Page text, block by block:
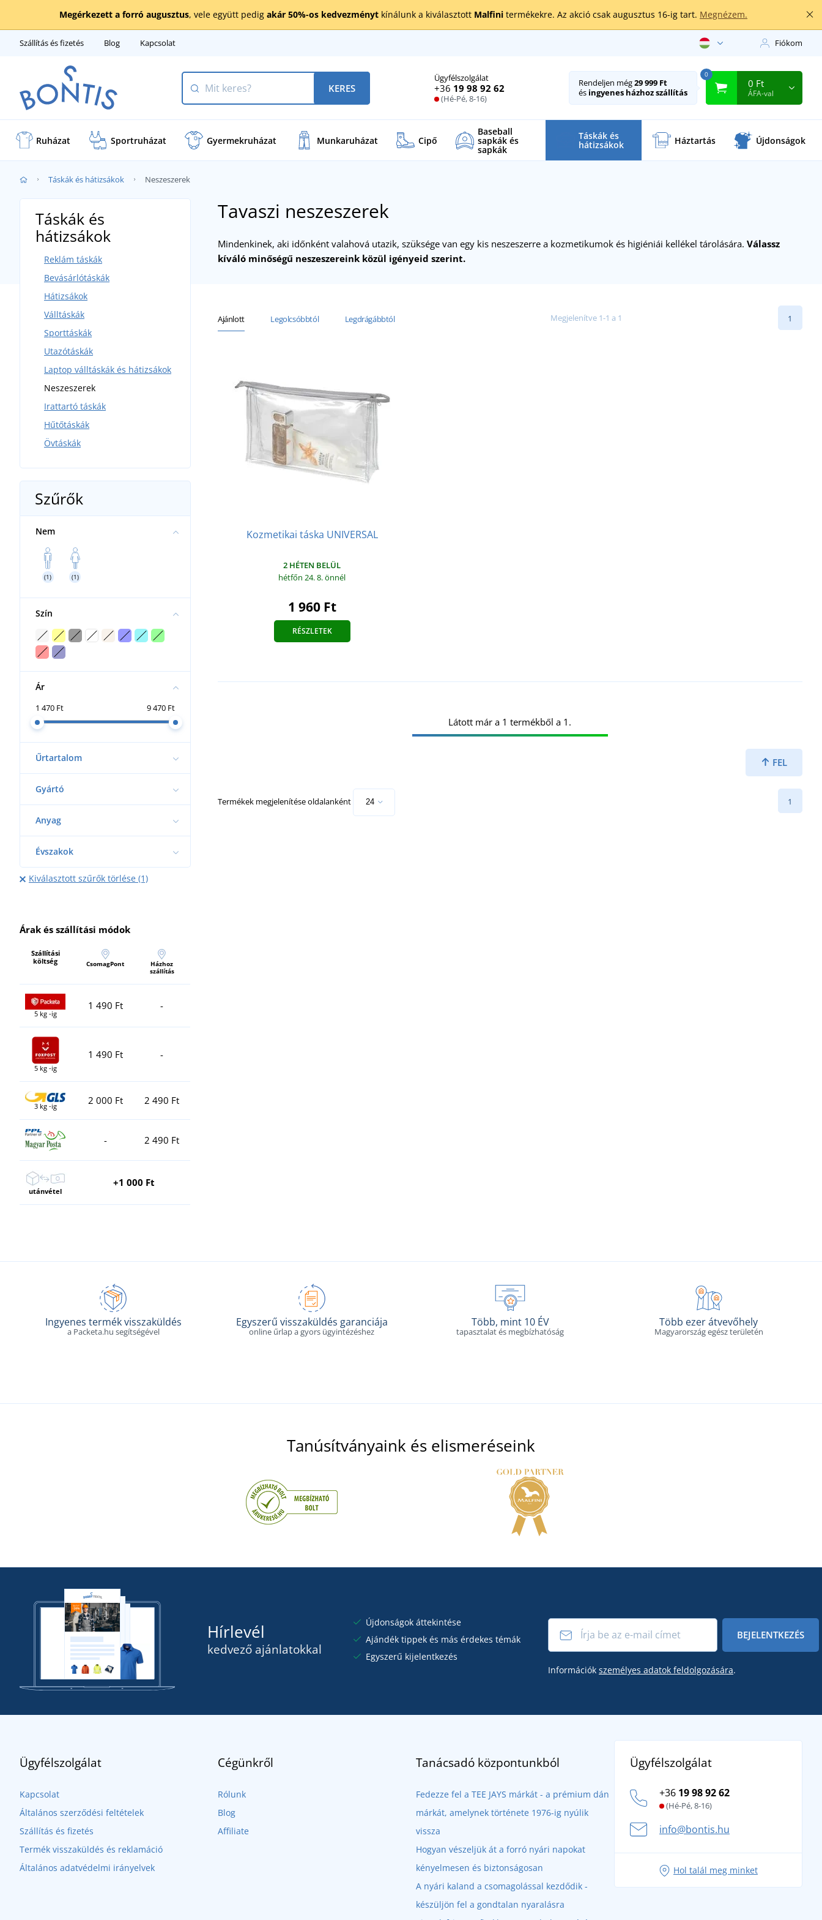
Megérkezett a forró augusztus, vele együtt pedig akár 50%-os kedvezményt kínálunk a kiválasztott Malfini termékekre. Az akció csak augusztus 16-ig tart. Megnézem.
Szállítás és fizetés Blog Kapcsolat Fiókom
Ügyfélszolgálat
+36 19 98 92 62
(Hé-Pé, 8-16)
KERES Rendeljen még29 999 Ft
és ingyenes házhoz szállítás
0
0 Ft
ÁFA-val
Ruházat Sportruházat Gyermekruházat Munkaruházat Cipő
Baseball
sapkák és
sapkák
Táskák és
hátizsákok Háztartás Újdonságok
Táskák és hátizsákok Neszeszerek
Tavaszi neszeszerek
Mindenkinek, aki időnként valahová utazik, szüksége van egy kis neszeszerre a kozmetikumok és higiéniái kellékel tárolására. Válassz
kíváló minőségű neszeszereink közül igényeid szerint.
Táskák és
hátizsákok
Reklám táskák
Bevásárlótáskák
Hátizsákok
Válltáskák
Sporttáskák
Utazótáskák
Laptop válltáskák és hátizsákok
Neszeszerek
Irattartó táskák
Hűtőtáskák
Övtáskák
Szűrők
Nem
(1) (1)
Szín
Ár
1 470 Ft 9 470 Ft
Űrtartalom
Gyártó
Anyag
Évszakok
Kiválasztott szűrők törlése (1)
Árak és szállítási módok
Szállítási
költség
CsomagPont
Házhoz
szállítás
5 kg -ig
1 490 Ft -
5 kg -ig
1 490 Ft -
3 kg -ig 2 000 Ft 2 490 Ft
- 2 490 Ft
utánvétel
+1 000 Ft
Ajánlott Legolcsóbbtól Legdrágábbtól Megjelenítve 1-1 a 1 1
Kozmetikai táska UNIVERSAL
2 HÉTEN BELÜL
hétfőn 24. 8.önnél
1 960 Ft
RÉSZLETEK
FEL
Látott már a 1 termékből a 1.
Termékek megjelenítése oldalanként 1
Ingyenes termék visszaküldés
a Packeta.hu segítségével
Egyszerű visszaküldés garanciája
online űrlap a gyors ügyintézéshez
Több, mint 10 ÉV
tapasztalat és megbízhatóság
Több ezer átvevőhely
Magyarország egész területén
Tanúsítványaink és elismeréseink
Hírlevél
kedvező ajánlatokkal
Újdonságok áttekintése
Ajándék tippek és más érdekes témák
Egyszerű kijelentkezés
BEJELENTKEZÉS
Információk személyes adatok feldolgozására.
Ügyfélszolgálat
Kapcsolat
Általános szerződési feltételek
Szállítás és fizetés
Termék visszaküldés és reklamáció
Általános adatvédelmi irányelvek
Cégünkről
Rólunk
Blog
Affiliate
Tanácsadó központunkból
Fedezze fel a TEE JAYS márkát - a prémium dán
márkát, amelynek története 1976-ig nyúlik
vissza
Hogyan vészeljük át a forró nyári napokat
kényelmesen és biztonságosan
A nyári kaland a csomagolással kezdődik -
készüljön fel a gondtalan nyaralásra
Ügyfélszolgálat
+36 19 98 92 62
(Hé-Pé, 8-16)
info@bontis.hu
Hol talál meg minket